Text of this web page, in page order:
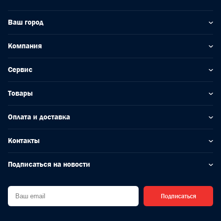
Ваш город
Компания
Сервис
Товары
Оплата и доставка
Контакты
Подписаться на новости
Подписаться